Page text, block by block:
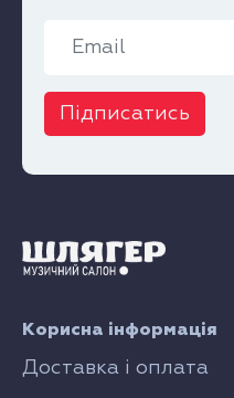
Підписатись
Корисна інформація
Доставка і оплата